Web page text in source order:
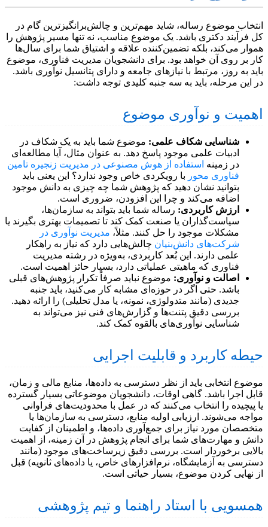
انتخاب موضوع رساله، شاید مهم‌ترین و چالش‌برانگیزترین گام در
کل فرآیند دکتری باشد. یک موضوع مناسب، نه تنها مسیر پژوهش را
هموار می‌کند، بلکه تضمین‌کننده علاقه و اشتیاق شما برای سال‌ها
کار بر روی آن خواهد بود. برای دانشجویان مدیریت فناوری، موضوع
باید به روز، مرتبط با نیازهای جامعه و دارای پتانسیل نوآوری باشد.
در این مرحله، باید به سه جنبه کلیدی توجه داشت:
اهمیت و نوآوری موضوع
شناسایی شکاف علمی: موضوع شما باید به یک شکاف در
ادبیات علمی موجود پاسخ دهد. به عنوان مثال، آیا مطالعه‌ای
در زمینه استفاده از هوش مصنوعی در مدیریت زنجیره تامین
فناوری محور با رویکردی خاص وجود ندارد؟ این یعنی باید
بتوانید نشان دهید که پژوهش شما چه چیزی به دانش موجود
اضافه می‌کند و چرا این افزودن، ضروری است.
ارزش کاربردی: رساله شما باید بتواند به سازمان‌ها،
سیاست‌گذاران یا صنعت کمک کند تا تصمیمات بهتری بگیرند یا
مشکلات موجود را حل کنند. مثلاً، مدیریت نوآوری در
شرکت‌های دانش‌بنیان چالش‌هایی دارد که نیاز به راهکار
علمی دارند. این بُعد کاربردی، به‌ویژه در رشته مدیریت
فناوری که ماهیتی عملیاتی دارد، بسیار حائز اهمیت است.
اصالت و نوآوری: موضوع نباید صرفاً تکرار پژوهش‌های قبلی
باشد. حتی اگر در حوزه‌ای مشابه کار می‌کنید، باید جنبه
جدیدی (مانند متدولوژی، نمونه، یا مدل تحلیلی) را ارائه دهید.
بررسی دقیق پتنت‌ها و گزارش‌های فنی نیز می‌تواند به
شناسایی نوآوری‌های بالقوه کمک کند.
حیطه کاربرد و قابلیت اجرایی
موضوع انتخابی باید از نظر دسترسی به داده‌ها، منابع مالی و زمان،
قابل اجرا باشد. گاهی اوقات، دانشجویان موضوعاتی بسیار گسترده
یا پیچیده را انتخاب می‌کنند که در عمل با محدودیت‌های فراوانی
مواجه می‌شوند. ارزیابی اولیه منابع، دسترسی به سازمان‌ها یا
متخصصان مورد نیاز برای جمع‌آوری داده‌ها، و اطمینان از کفایت
دانش و مهارت‌های شما برای انجام پژوهش در آن زمینه، از اهمیت
بالایی برخوردار است. بررسی دقیق زیرساخت‌های موجود (مانند
دسترسی به آزمایشگاه، نرم‌افزارهای خاص، یا داده‌های ثانویه) قبل
از نهایی کردن موضوع، بسیار حیاتی است.
همسویی با استاد راهنما و تیم پژوهشی